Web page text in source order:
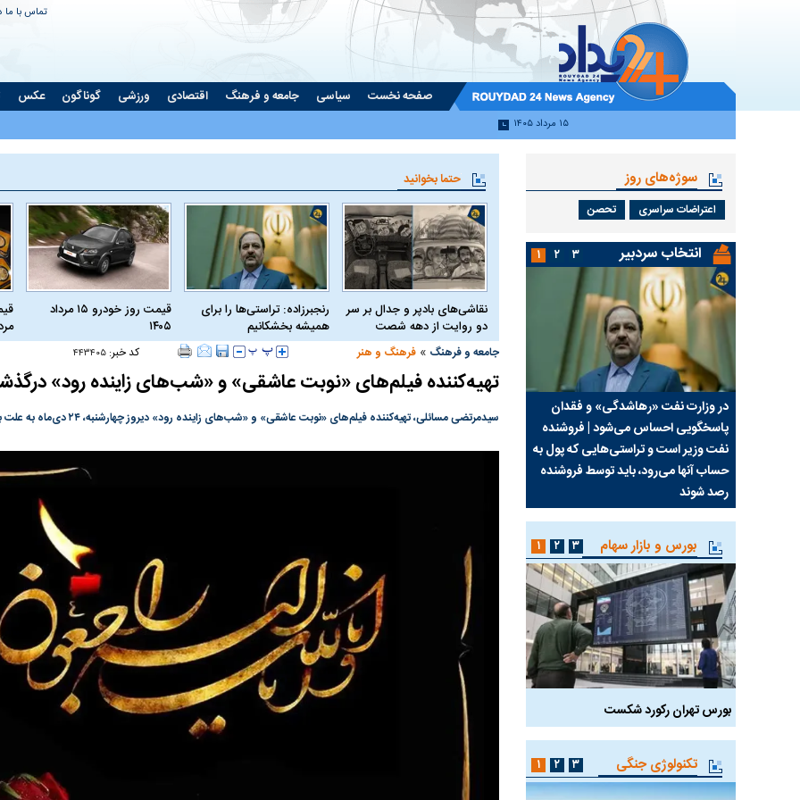
تماس با ما
صفحه نخست سیاسی جامعه و فرهنگ اقتصادی ورزشی گوناگون عکس
۱۵ مرداد ۱۴۰۵
حتما بخوانید
نقاشی‌های بادپر و جدال بر سر
دو روایت از دهه شصت
رنجبرزاده: تراستی‌ها را برای
همیشه بخشکانیم
قیمت روز خودرو ۱۵ مرداد
۱۴۰۵
جامعه و فرهنگ » فرهنگ و هنر کد خبر: ۴۴۳۴۰۵
تهیه‌کننده فیلم‌های «نوبت عاشقی» و «شب‌های زاینده رود»
سیدمرتضی مسائلی، تهیه‌کننده فیلم‌های «نوبت عاشقی» و «شب‌های زاینده رود» دیروز چهارشنبه، ۲۴ دی‌ماه به علت بیماری نارسایی کلیه درگذشت.
سوژه‌های روز
اعتراضات سراسری تحصن
انتخاب سردبیر
در وزارت نفت «رهاشدگی» و فقدان
پاسخگویی احساس می‌شود | فروشنده
نفت وزیر است و تراستی‌هایی که پول به
حساب آنها می‌رود، باید توسط فروشنده
رصد شوند
چرا رویای آمریکایی سرنگونی رژیم و
نابودی محور مقاومت تعبیر نشد؟ | پشت
پرده تجارت پهپاد‌ ۱۵۰۰ دلاری که
مطالعه رفتار هیستریک صدا و سیما علیه
کمپین نه به اعدام
در وزارت نفت
پاسخگویی
نفت وزیر است و
حساب آنها
رصد شوند
۱ ۲ ۳
بورس و بازار سهام
بورس تهران رکورد شکست سیگنال مثبت دیپلماسی به بورس پرواز ۱۰۰ هزار واحدی شاخص کل بورس بورس تهران
۱ ۲ ۳
تکنولوژی جنگی ۱ ۲ ۳